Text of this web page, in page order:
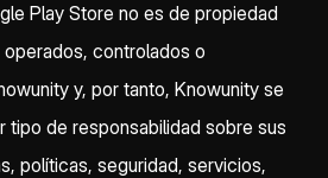
Play Store no es de propiedad
controlados o
y, por tanto, Knowunity se
tipo de responsabilidad sobre sus
políticas, seguridad, servicios,